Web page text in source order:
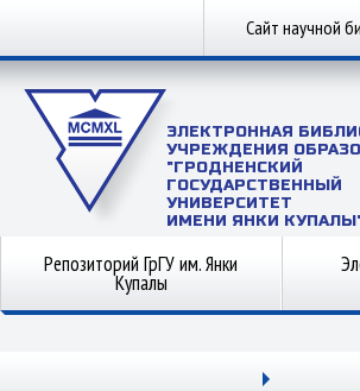
Сайт научной
ЭЛЕКТРОННАЯ
УЧРЕЖДЕНИЯ
"ГРОДНЕНСКИЙ
ГОСУДАРСТВЕННЫЙ
УНИВЕРСИТЕТ
ИМЕНИ ЯНКИ
Репозиторий ГрГУ им. Янки
Купалы